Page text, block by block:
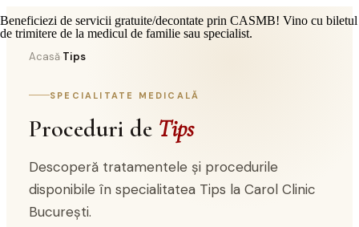
Beneficiezi de servicii gratuite/decontate prin CASMB! Vino cu biletul
de trimitere de la medicul de familie sau specialist.
Acasă Tips
SPECIALITATE MEDICALĂ
Proceduri de Tips
Descoperă tratamentele și procedurile
disponibile în specialitatea Tips la Carol Clinic
București.